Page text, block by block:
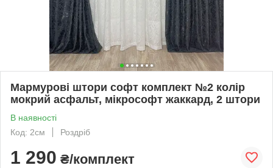
Мармурові штори софт комплект №2 колір
мокрий асфальт, мікрософт жаккард, 2 штори
В наявності
Код: 2см
Роздріб
1 290 ₴/комплект